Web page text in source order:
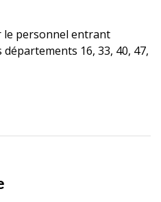
le personnel entrant
16, 33, 40, 47,